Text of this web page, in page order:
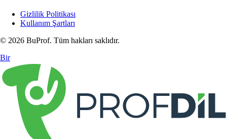
Gizlilik Politikası
Kullanım Şartları
© 2026 BuProf. Tüm hakları saklıdır.
Bir